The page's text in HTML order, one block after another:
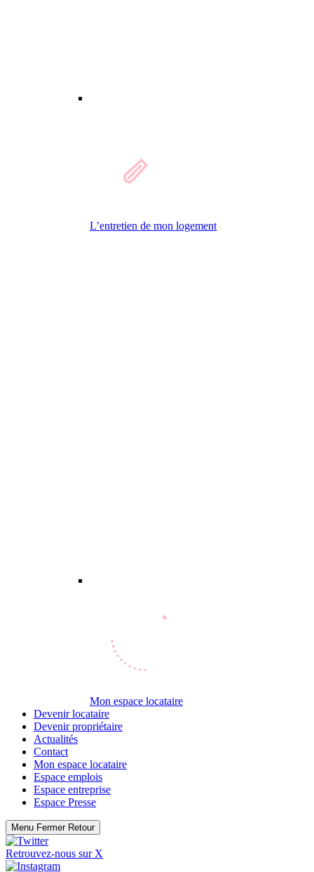
L’entretien de mon logement
Mon espace locataire
Devenir locataire
Devenir propriétaire
Actualités
Contact
Mon espace locataire
Espace emplois
Espace entreprise
Espace Presse
Menu Fermer Retour
Retrouvez-nous sur X